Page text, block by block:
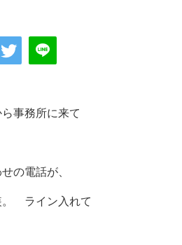
事務所に来て
の電話が、
。 ライン入れて